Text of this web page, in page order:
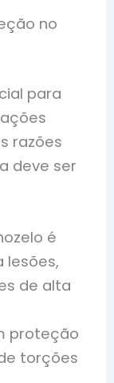
no
para
razões
deve ser
é
lesões,
de alta
proteção
torções